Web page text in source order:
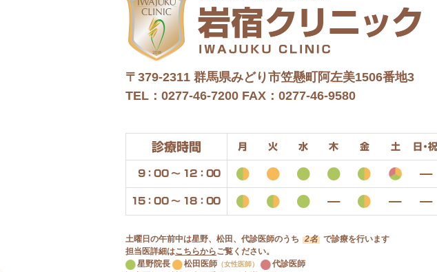
〒379-2311 群馬県みどり市笠懸町阿左美1506番地3
TEL：0277-46-7200 FAX：0277-46-9580
診療時間 月 火 水 木 金 土 日・祝
9：00 〜 12：00
15：00 〜 18：00
土曜日の午前中は星野、松田、代診医師のうち 2名 で診療を行います
担当医詳細はこちらからご覧ください。
星野院長
松田医師 （女性医師）
代診医師